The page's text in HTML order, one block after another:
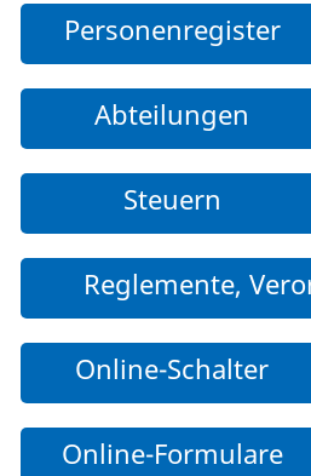
Personenregister
Abteilungen
Steuern
Reglemente,
Online-Schalter
Online-Formulare